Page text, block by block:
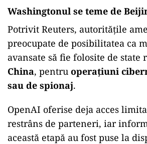
Washingtonul se teme de
Potrivit Reuters, autoritățile
preocupate de posibilitatea ca
avansate să fie folosite de state
China, pentru operațiuni
sau de spionaj.
OpenAI oferise deja acces
restrâns de parteneri, iar
această etapă au fost puse la